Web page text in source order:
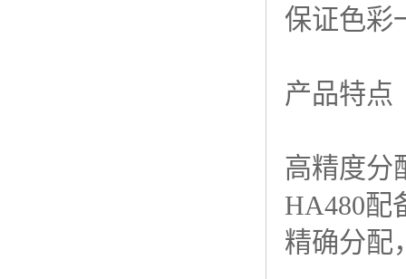
保证色彩
产品特点
高精度分
HA480配
精确分配